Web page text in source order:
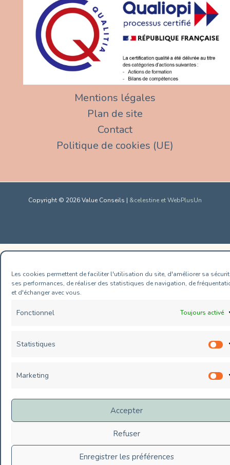
Les cookies permettent de faciliter l'utilisation du site, d'améliorer sa
ses performances, de réaliser des statistiques de navigation, de
et d'échanger avec vous.
Fonctionnel Toujours activé
Statistiques
Marketing
Accepter
Refuser
Enregistrer les préférences
Mentions légales
Plan de site
Contact
Politique de cookies (UE)
Copyright © 2026 Value Conseils | &celestine et WebPlusUn